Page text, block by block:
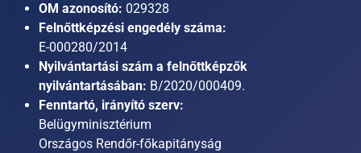
OM azonosító: 029328
Felnőttképzési engedély száma:
E-000280/2014
Nyilvántartási szám a felnőttképzők
nyilvántartásában: B/2020/000409.
Fenntartó, irányító szerv:
Belügyminisztérium
Országos Rendőr-főkapitányság